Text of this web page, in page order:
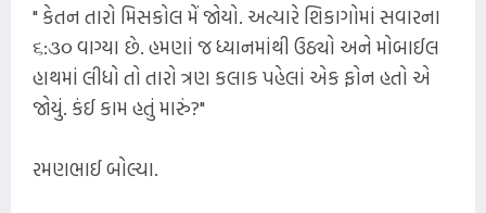
" કેતન તારો મિસકોલ મેં જોયો. અત્યારે શિકાગોમાં સવારના
૬:૩૦ વાગ્યા છે. હમણાં જ ધ્યાનમાંથી ઉઠ્યો અને મોબાઈલ
હાથમાં લીધો તો તારો ત્રણ કલાક પહેલાં એક ફોન હતો એ
જોયું. કંઈ કામ હતું મારું?"
રમણભાઈ બોલ્યા.